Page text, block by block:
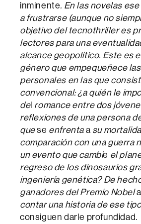
inminente. En las novelas
a frustrarse (aunque no
objetivo del tecnothriller es
lectores para una
alcance geopolítico. Este es
género que empequeñece
personales en las que
convencional: ¿a quién le
del romance entre dos
reflexiones de una persona
quese enfrenta a su
comparación con una guerra
un evento que cambie el
regreso de los dinosaurios
ingeniería genética? De
ganadores del Premio Nobel
contar una historia de ese
consiguen darle profundidad.